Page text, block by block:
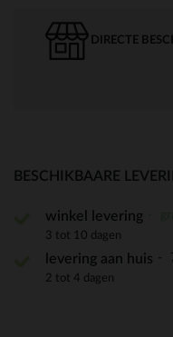
DIRECTE
BESCHIKBAARE
winkel levering
3 tot 10 dagen
levering aan huis
2 tot 4 dagen